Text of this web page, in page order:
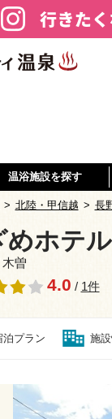
温浴施設を探す
> 北陸・甲信越 > 長
めホテル
曽
4.0 / 1件
泊プラン 施